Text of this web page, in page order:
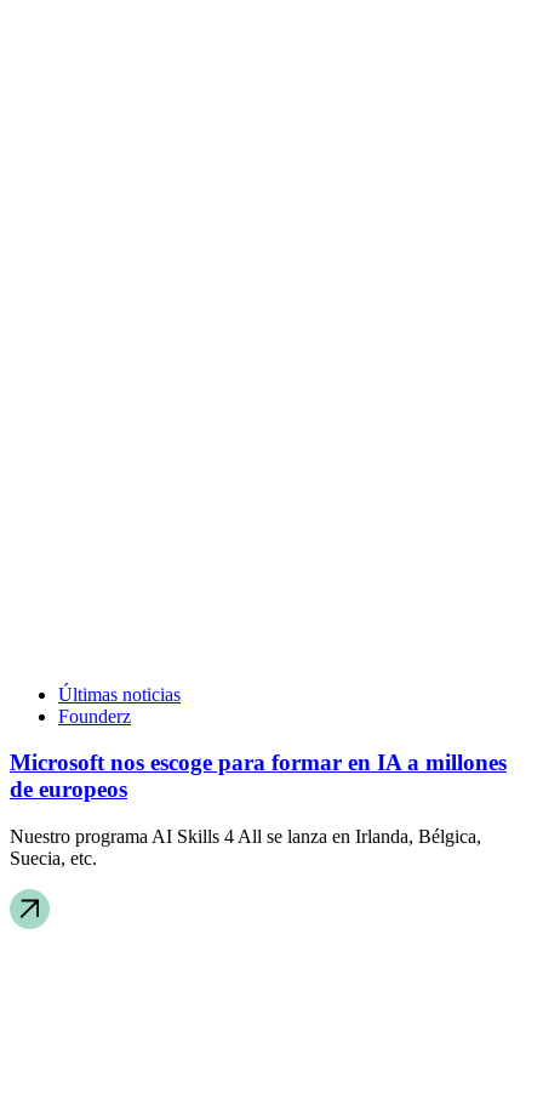
Últimas noticias
Founderz
Microsoft nos escoge para formar en IA a millones
de europeos
Nuestro programa AI Skills 4 All se lanza en Irlanda, Bélgica,
Suecia, etc.